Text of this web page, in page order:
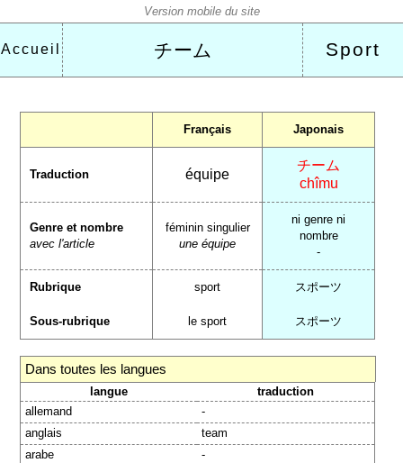
Accueil チーム Sport
Français Japonais
Traduction équipe
チーム
chîmu
Genre et nombre
avec l'article
féminin singulier
une équipe
ni genre ni
nombre
-
Rubrique sport スポーツ
Sous-rubrique le sport スポーツ
Dans toutes les langues
langue
traduction
allemand
-
anglais
team
arabe
-